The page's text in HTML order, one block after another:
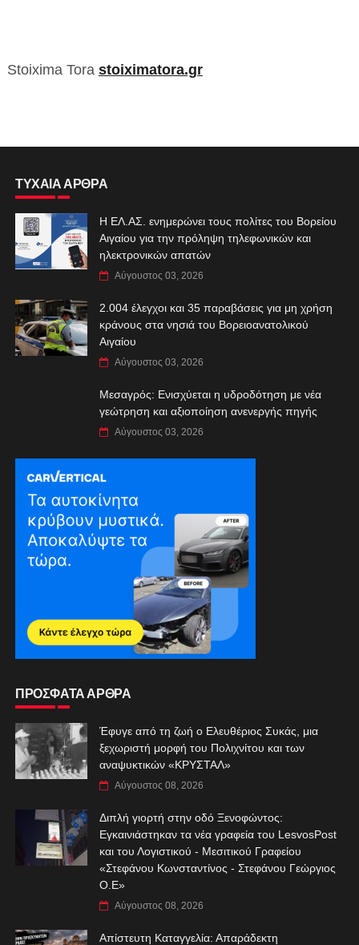
Stoixima Tora stoiximatora.gr
ΤΥΧΑΙΑ ΑΡΘΡΑ
Η ΕΛ.ΑΣ. ενημερώνει τους πολίτες του Βορείου
Αιγαίου για την πρόληψη τηλεφωνικών και
ηλεκτρονικών απατών
Αύγουστος 03, 2026
2.004 έλεγχοι και 35 παραβάσεις για μη χρήση
κράνους στα νησιά του Βορειοανατολικού
Αιγαίου
Αύγουστος 03, 2026
Μεσαγρός: Ενισχύεται η υδροδότηση με νέα
γεώτρηση και αξιοποίηση ανενεργής πηγής
Αύγουστος 03, 2026
ΠΡΟΣΦΑΤΑ ΑΡΘΡΑ
Έφυγε από τη ζωή ο Ελευθέριος Συκάς, μια
ξεχωριστή μορφή του Πολιχνίτου και των
αναψυκτικών «ΚΡΥΣΤΑΛ»
Αύγουστος 08, 2026
Διπλή γιορτή στην οδό Ξενοφώντος:
Εγκαινιάστηκαν τα νέα γραφεία του LesvosPost
και του Λογιστικού - Μεσιτικού Γραφείου
«Στεφάνου Κωνσταντίνος - Στεφάνου Γεώργιος
Ο.Ε»
Αύγουστος 08, 2026
Απίστευτη Καταγγελία: Απαράδεκτη